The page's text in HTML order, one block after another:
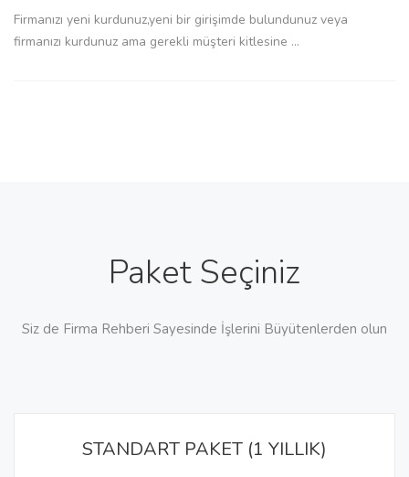
Firmanızı yeni kurdunuz,yeni bir girişimde bulundunuz veya
firmanızı kurdunuz ama gerekli müşteri kitlesine ...
Paket Seçiniz
Siz de Firma Rehberi Sayesinde İşlerini Büyütenlerden olun
STANDART PAKET (1 YILLIK)